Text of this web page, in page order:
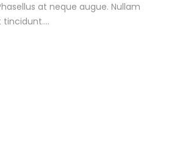
at neque augue. Nullam
tincidunt….